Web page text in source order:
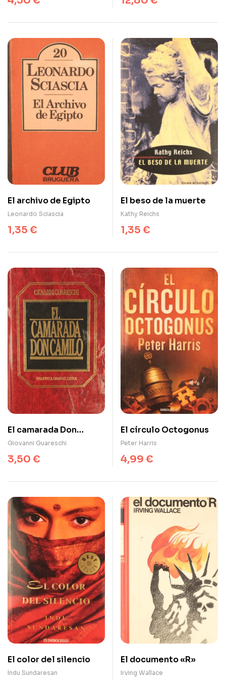
El archivo de Egipto
Leonardo Sciascia
1,35 €
El beso de la muerte
Kathy Reichs
1,35 €
El camarada Don
Camilo
Giovanni Guareschi
3,50 €
El círculo Octogonus
Peter Harris
4,99 €
El color del silencio
Indu Sundaresan
El documento «R»
Irving Wallace